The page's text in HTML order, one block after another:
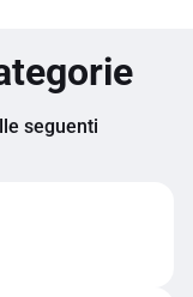
seguenti